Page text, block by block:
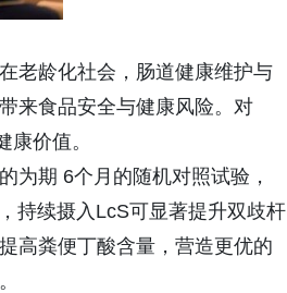
老龄化社会，肠道健康维护与
来食品安全与健康风险。对
价值。
为期 6个月的随机对照试验，
持续摄入LcS可显著提升双歧杆
高粪便丁酸含量，营造更优的